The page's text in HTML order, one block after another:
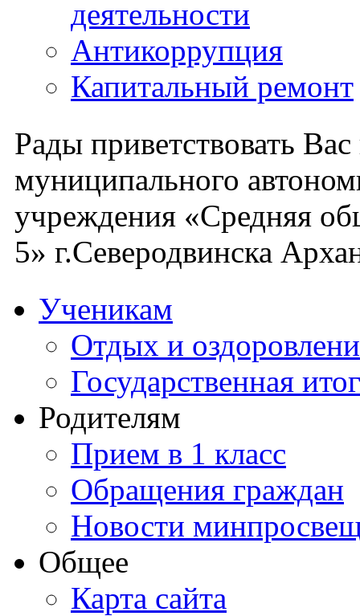
деятельности
Антикоррупция
Капитальный ремонт
Рады приветствовать
муниципального
учреждения «Средняя
5» г.Северодвинска
Ученикам
Отдых и
Государственная
Родителям
Прием в 1 класс
Обращения граждан
Новости
Общее
Карта сайта